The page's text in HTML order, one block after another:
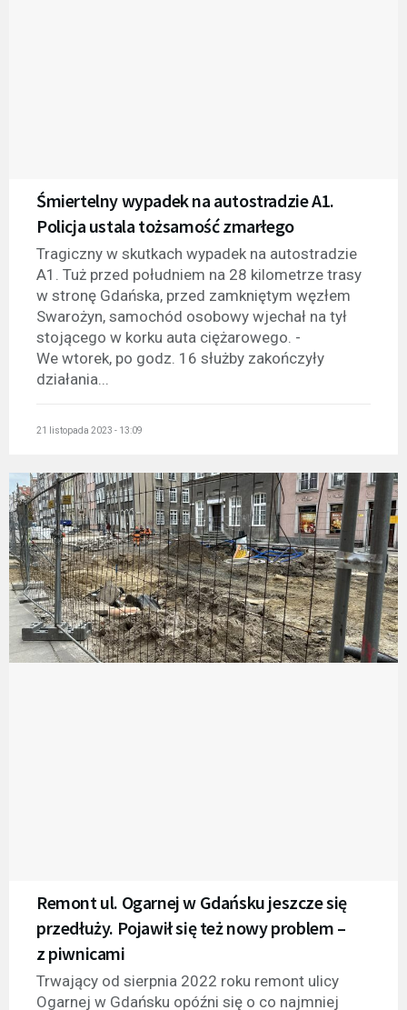
Śmiertelny wypadek na autostradzie A1.
Policja ustala tożsamość zmarłego
Tragiczny w skutkach wypadek na autostradzie
A1. Tuż przed południem na 28 kilometrze trasy
w stronę Gdańska, przed zamkniętym węzłem
Swarożyn, samochód osobowy wjechał na tył
stojącego w korku auta ciężarowego. -
We wtorek, po godz. 16 służby zakończyły
działania...
21 listopada 2023 - 13:09
Remont ul. Ogarnej w Gdańsku jeszcze się
przedłuży. Pojawił się też nowy problem –
z piwnicami
Trwający od sierpnia 2022 roku remont ulicy
Ogarnej w Gdańsku opóźni się o co najmniej